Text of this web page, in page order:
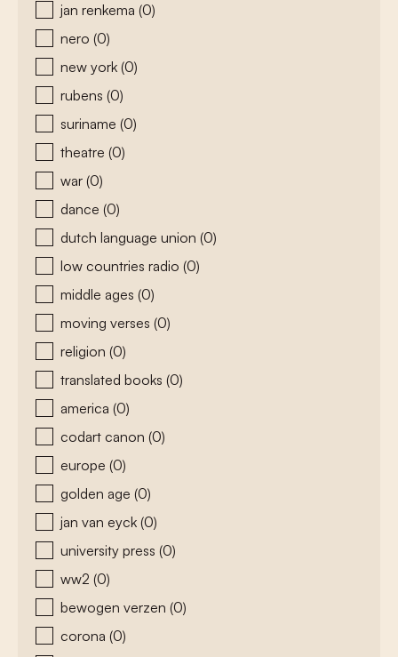
jan renkema (0)
nero (0)
new york (0)
rubens (0)
suriname (0)
theatre (0)
war (0)
dance (0)
dutch language union (0)
low countries radio (0)
middle ages (0)
moving verses (0)
religion (0)
translated books (0)
america (0)
codart canon (0)
europe (0)
golden age (0)
jan van eyck (0)
university press (0)
ww2 (0)
bewogen verzen (0)
corona (0)